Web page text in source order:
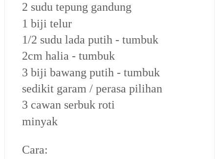
2 sudu tepung gandung
1 biji telur
1/2 sudu lada putih - tumbuk
2cm halia - tumbuk
3 biji bawang putih - tumbuk
sedikit garam / perasa pilihan
3 cawan serbuk roti
minyak
Cara: